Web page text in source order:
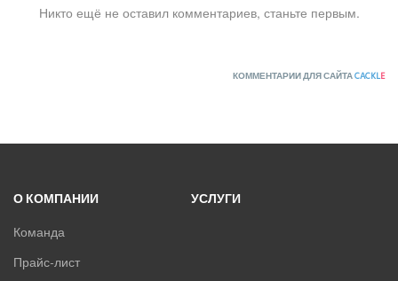
Никто ещё не оставил комментариев, станьте первым.
КОММЕНТАРИИ ДЛЯ САЙТАCACKLE
О КОМПАНИИ
Команда
Прайс-лист
УСЛУГИ